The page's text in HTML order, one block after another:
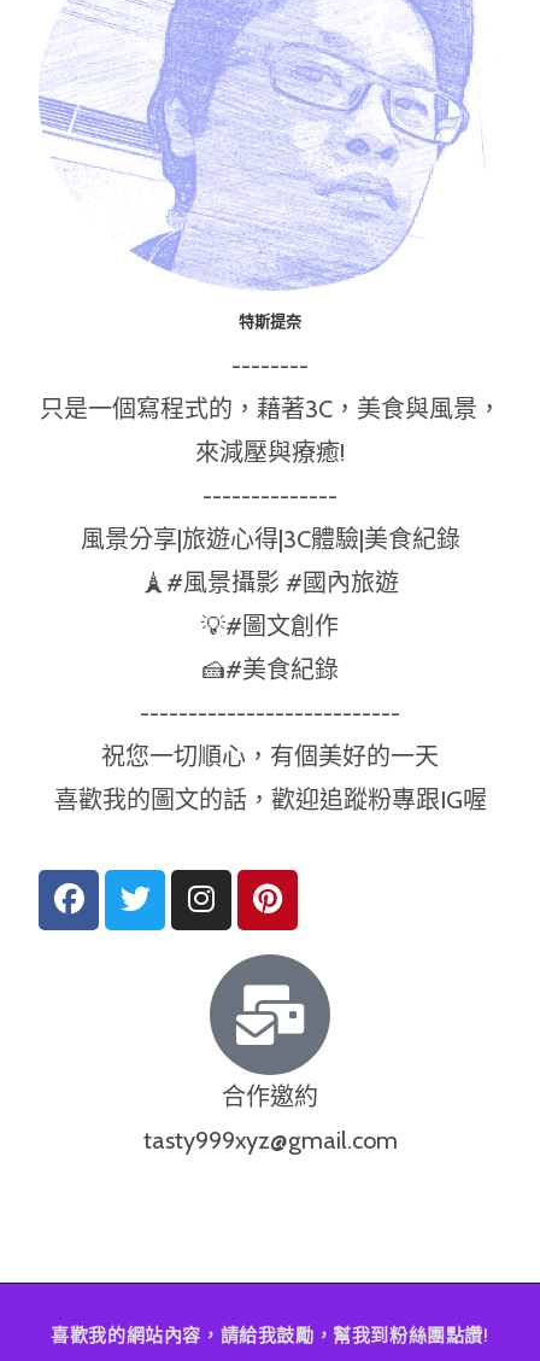
特斯提奈
--------
只是一個寫程式的，藉著3C，美食與風景，
來減壓與療癒!
--------------
風景分享|旅遊心得|3C體驗|美食紀錄
🗼#風景攝影 #國內旅遊
💡#圖文創作
🍰#美食紀錄
---------------------------
祝您一切順心，有個美好的一天
喜歡我的圖文的話，歡迎追蹤粉專跟IG喔
合作邀約
tasty999xyz@gmail.com
喜歡我的網站內容，請給我鼓勵，幫我到粉絲團點讚!